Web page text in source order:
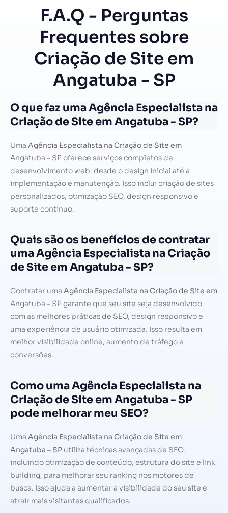
F.A.Q - Perguntas
Frequentes sobre
Criação de Site em
Angatuba - SP
O que faz uma Agência Especialista na
Criação de Site em Angatuba - SP?
Uma Agência Especialista na Criação de Site em
Angatuba – SP oferece serviços completos de
desenvolvimento web, desde o design inicial até a
implementação e manutenção. Isso inclui criação de sites
personalizados, otimização SEO, design responsivo e
suporte contínuo.
Quais são os benefícios de contratar
uma Agência Especialista na Criação
de Site em Angatuba - SP?
Contratar uma Agência Especialista na Criação de Site em
Angatuba – SP garante que seu site seja desenvolvido
com as melhores práticas de SEO, design responsivo e
uma experiência de usuário otimizada. Isso resulta em
melhor visibilidade online, aumento de tráfego e
conversões.
Como uma Agência Especialista na
Criação de Site em Angatuba - SP
pode melhorar meu SEO?
Uma Agência Especialista na Criação de Site em
Angatuba – SP utiliza técnicas avançadas de SEO,
incluindo otimização de conteúdo, estrutura do site e link
building, para melhorar seu ranking nos motores de
busca. Isso ajuda a aumentar a visibilidade do seu site e
atrair mais visitantes qualificados.